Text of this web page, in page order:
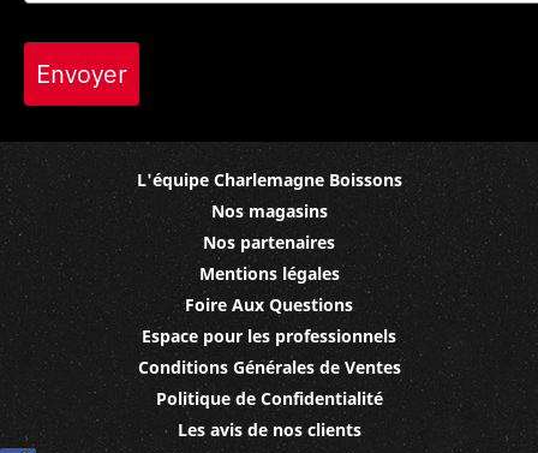
Envoyer
L'équipe Charlemagne Boissons
Nos magasins
Nos partenaires
Mentions légales
Foire Aux Questions
Espace pour les professionnels
Conditions Générales de Ventes
Politique de Confidentialité
Les avis de nos clients